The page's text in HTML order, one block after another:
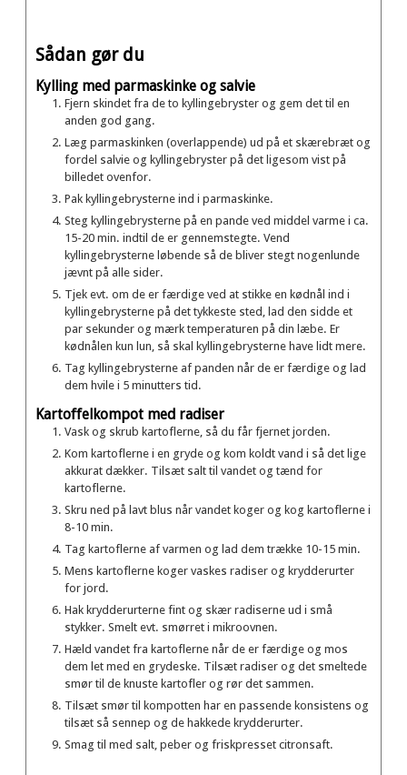
Sådan gør du
Kylling med parmaskinke og salvie
Fjern skindet fra de to kyllingebryster og gem det til en
anden god gang.
Læg parmaskinken (overlappende) ud på et skærebræt og
fordel salvie og kyllingebryster på det ligesom vist på
billedet ovenfor.
Pak kyllingebrysterne ind i parmaskinke.
Steg kyllingebrysterne på en pande ved middel varme i ca.
15-20 min. indtil de er gennemstegte. Vend
kyllingebrysterne løbende så de bliver stegt nogenlunde
jævnt på alle sider.
Tjek evt. om de er færdige ved at stikke en kødnål ind i
kyllingebrysterne på det tykkeste sted, lad den sidde et
par sekunder og mærk temperaturen på din læbe. Er
kødnålen kun lun, så skal kyllingebrysterne have lidt mere.
Tag kyllingebrysterne af panden når de er færdige og lad
dem hvile i 5 minutters tid.
Kartoffelkompot med radiser
Vask og skrub kartoflerne, så du får fjernet jorden.
Kom kartoflerne i en gryde og kom koldt vand i så det lige
akkurat dækker. Tilsæt salt til vandet og tænd for
kartoflerne.
Skru ned på lavt blus når vandet koger og kog kartoflerne i
8-10 min.
Tag kartoflerne af varmen og lad dem trække 10-15 min.
Mens kartoflerne koger vaskes radiser og krydderurter
for jord.
Hak krydderurterne fint og skær radiserne ud i små
stykker. Smelt evt. smørret i mikroovnen.
Hæld vandet fra kartoflerne når de er færdige og mos
dem let med en grydeske. Tilsæt radiser og det smeltede
smør til de knuste kartofler og rør det sammen.
Tilsæt smør til kompotten har en passende konsistens og
tilsæt så sennep og de hakkede krydderurter.
Smag til med salt, peber og friskpresset citronsaft.